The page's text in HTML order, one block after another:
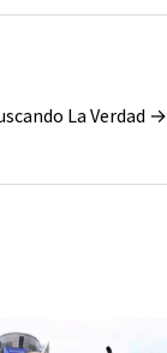
La Verdad →